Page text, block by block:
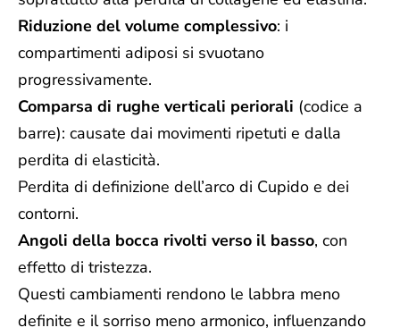
Riduzione del volume complessivo: i
compartimenti adiposi si svuotano
progressivamente.
Comparsa di rughe verticali periorali (codice a
barre): causate dai movimenti ripetuti e dalla
perdita di elasticità.
Perdita di definizione dell’arco di Cupido e dei
contorni.
Angoli della bocca rivolti verso il basso, con
effetto di tristezza.
Questi cambiamenti rendono le labbra meno
definite e il sorriso meno armonico, influenzando